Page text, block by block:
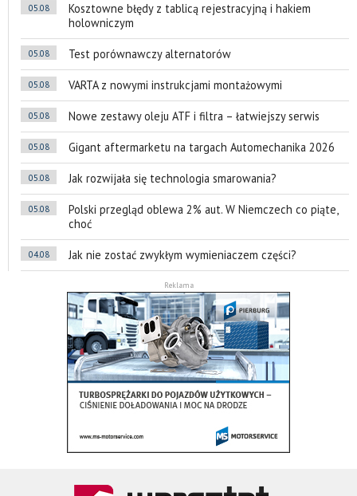
05.08
Kosztowne błędy z tablicą rejestracyjną i hakiem
holowniczym
05.08 Test porównawczy alternatorów
05.08 VARTA z nowymi instrukcjami montażowymi
05.08 Nowe zestawy oleju ATF i filtra – łatwiejszy serwis
05.08 Gigant aftermarketu na targach Automechanika 2026
05.08 Jak rozwijała się technologia smarowania?
05.08
Polski przegląd oblewa 2% aut. W Niemczech co piąte,
choć
04.08 Jak nie zostać zwykłym wymieniaczem części?
Reklama